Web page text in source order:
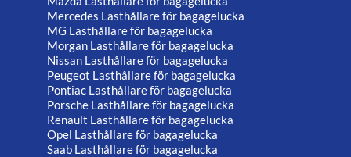
Mercedes Lasthållare för bagagelucka
MG Lasthållare för bagagelucka
Morgan Lasthållare för bagagelucka
Nissan Lasthållare för bagagelucka
Peugeot Lasthållare för bagagelucka
Pontiac Lasthållare för bagagelucka
Porsche Lasthållare för bagagelucka
Renault Lasthållare för bagagelucka
Opel Lasthållare för bagagelucka
Saab Lasthållare för bagagelucka